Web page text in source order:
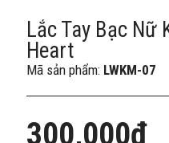
Lắc Tay Bạc Nữ
Heart
Mã sản phẩm: LWKM-07
300,000₫